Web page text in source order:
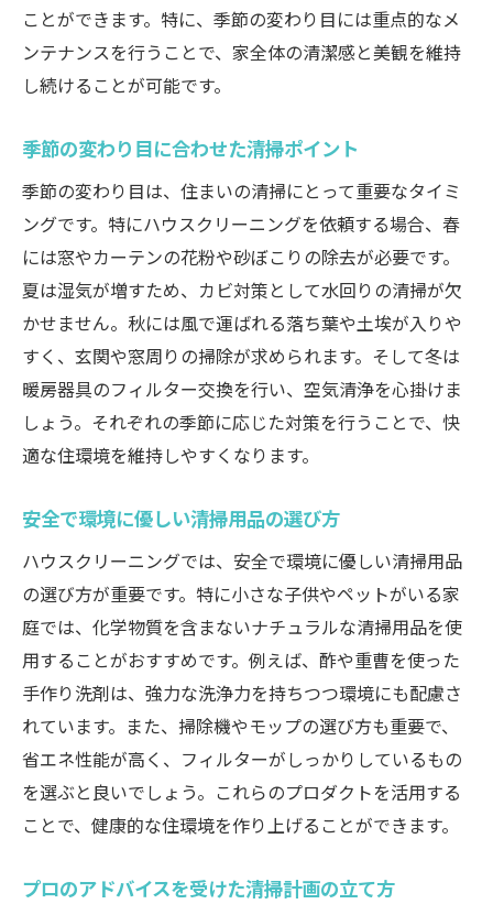
ことができます。特に、季節の変わり目には重点的なメ
ンテナンスを行うことで、家全体の清潔感と美観を維持
し続けることが可能です。
季節の変わり目に合わせた清掃ポイント
季節の変わり目は、住まいの清掃にとって重要なタイミ
ングです。特にハウスクリーニングを依頼する場合、春
には窓やカーテンの花粉や砂ぼこりの除去が必要です。
夏は湿気が増すため、カビ対策として水回りの清掃が欠
かせません。秋には風で運ばれる落ち葉や土埃が入りや
すく、玄関や窓周りの掃除が求められます。そして冬は
暖房器具のフィルター交換を行い、空気清浄を心掛けま
しょう。それぞれの季節に応じた対策を行うことで、快
適な住環境を維持しやすくなります。
安全で環境に優しい清掃用品の選び方
ハウスクリーニングでは、安全で環境に優しい清掃用品
の選び方が重要です。特に小さな子供やペットがいる家
庭では、化学物質を含まないナチュラルな清掃用品を使
用することがおすすめです。例えば、酢や重曹を使った
手作り洗剤は、強力な洗浄力を持ちつつ環境にも配慮さ
れています。また、掃除機やモップの選び方も重要で、
省エネ性能が高く、フィルターがしっかりしているもの
を選ぶと良いでしょう。これらのプロダクトを活用する
ことで、健康的な住環境を作り上げることができます。
プロのアドバイスを受けた清掃計画の立て方